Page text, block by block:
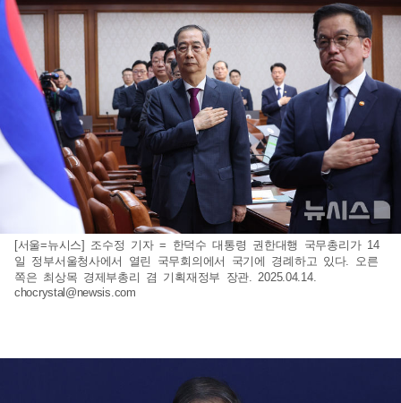
[서울=뉴시스] 조수정 기자 = 한덕수 대통령 권한대행 국무총리가 14
일 정부서울청사에서 열린 국무회의에서 국기에 경례하고 있다. 오른
쪽은 최상목 경제부총리 겸 기획재정부 장관. 2025.04.14.
chocrystal@newsis.com